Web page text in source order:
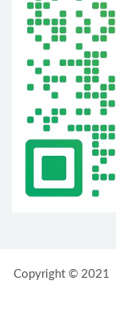
Copyright © 2021